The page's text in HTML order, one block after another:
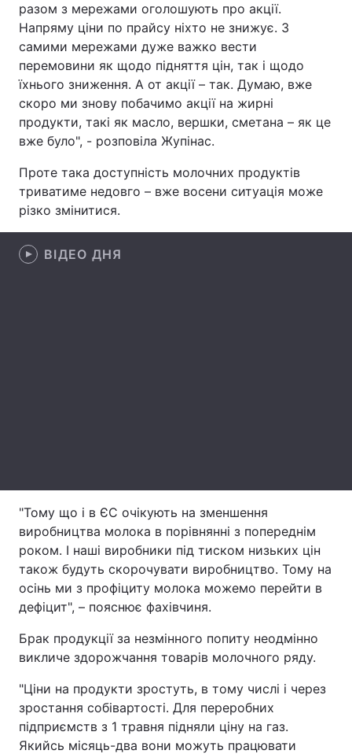
Туризм
Цікавинки Погода
Екологія Регіони
Лонгріди
Відео з Youtube Статті
Інтерв'ю
разом з мережами оголошують про акції.
Напряму ціни по прайсу ніхто не знижує. З
самими мережами дуже важко вести
перемовини як щодо підняття цін, так і щодо
їхнього зниження. А от акції – так. Думаю, вже
скоро ми знову побачимо акції на жирні
продукти, такі як масло, вершки, сметана – як це
вже було", - розповіла Жупінас.
Проте така доступність молочних продуктів
триватиме недовго – вже восени ситуація може
різко змінитися.
ВІДЕО ДНЯ
"Тому що і в ЄС очікують на зменшення
виробництва молока в порівнянні з попереднім
роком. І наші виробники під тиском низьких цін
також будуть скорочувати виробництво. Тому на
осінь ми з профіциту молока можемо перейти в
дефіцит", – пояснює фахівчиня.
Брак продукції за незмінного попиту неодмінно
викличе здорожчання товарів молочного ряду.
"Ціни на продукти зростуть, в тому числі і через
зростання собівартості. Для переробних
підприємств з 1 травня підняли ціну на газ.
Якийсь місяць-два вони можуть працювати